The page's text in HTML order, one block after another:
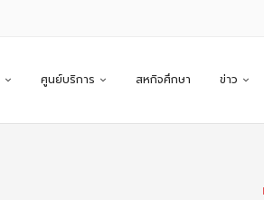
ศูนย์บริการ สหกิจศึกษา ข่าว